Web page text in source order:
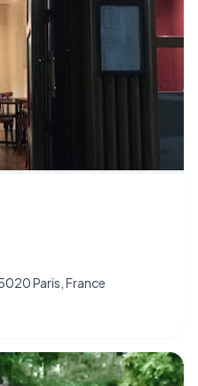
Paris, France